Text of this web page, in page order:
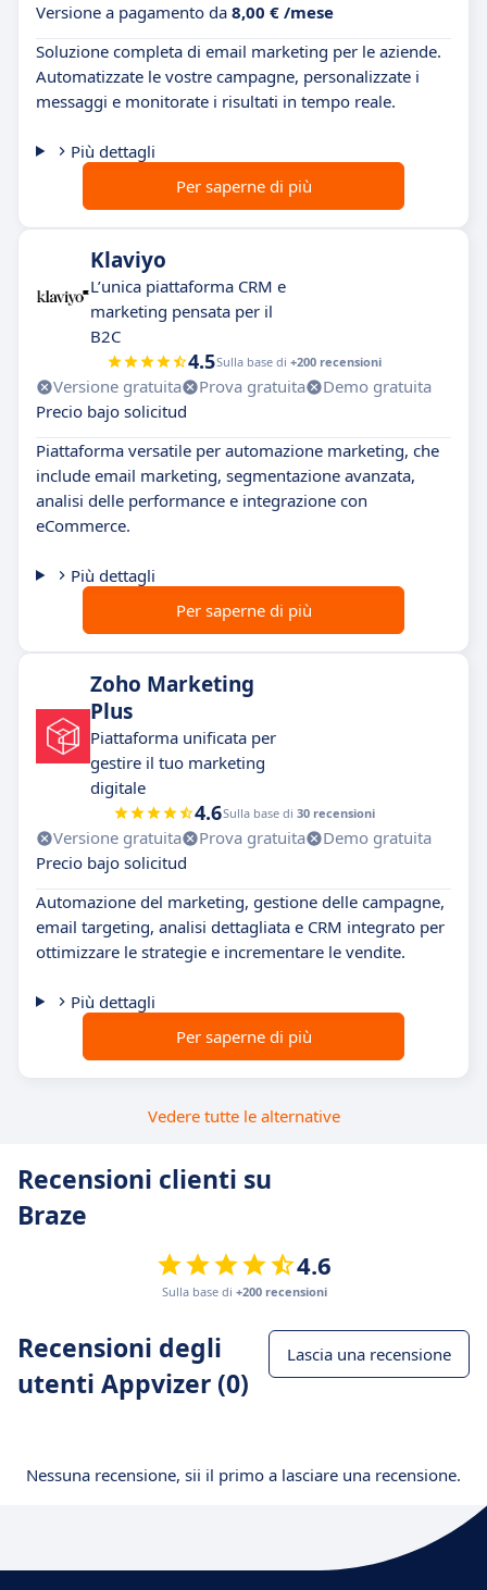
Versione a pagamento da 8,00 € /mese
Soluzione completa di email marketing per le aziende.
Automatizzate le vostre campagne, personalizzate i
messaggi e monitorate i risultati in tempo reale.
Più dettagli
Per saperne di più
Klaviyo
L’unica piattaforma CRM e
marketing pensata per il
B2C
4.5Sulla base di +200 recensioni
Versione gratuita Prova gratuita
Demo gratuita
Precio bajo solicitud
Piattaforma versatile per automazione marketing, che
include email marketing, segmentazione avanzata,
analisi delle performance e integrazione con
eCommerce.
Più dettagli
Per saperne di più
Zoho Marketing
Plus
Piattaforma unificata per
gestire il tuo marketing
digitale
4.6Sulla base di 30 recensioni
Versione gratuita Prova gratuita
Demo gratuita
Precio bajo solicitud
Automazione del marketing, gestione delle campagne,
email targeting, analisi dettagliata e CRM integrato per
ottimizzare le strategie e incrementare le vendite.
Più dettagli
Per saperne di più
Vedere tutte le alternative
Recensioni clienti su
Braze
4.6
Sulla base di +200 recensioni
Recensioni degli
utenti Appvizer (0)
Lascia una recensione
Nessuna recensione, sii il primo a lasciare una recensione.